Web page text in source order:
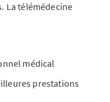
La télémédecine
médical
prestations